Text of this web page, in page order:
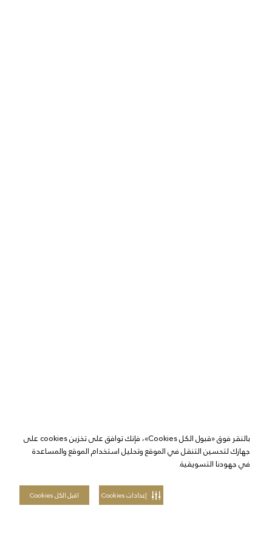
بالنقر فوق «قبول الكل Cookies»، فإنك توافق على تخزين cookies على
جهازك لتحسين التنقل في الموقع وتحليل استخدام الموقع والمساعدة
في جهودنا التسويقية.
اقبل الكل Cookies إعدادات Cookies